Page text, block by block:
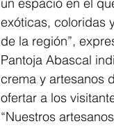
un espacio en el
exóticas, coloridas
de la región”,
Pantoja Abascal
crema y artesanos
ofertar a los
“Nuestros